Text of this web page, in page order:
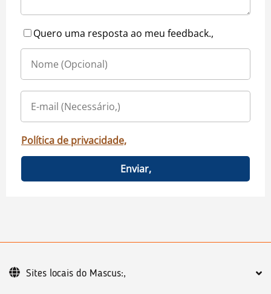
Quero uma resposta ao meu feedback.,
Política de privacidade,
Enviar,
Sites locais do Mascus:,